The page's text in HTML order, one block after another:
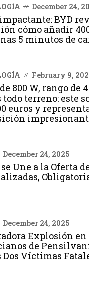
December 24,
BYD
cómo añadir
5 minutos de
February 9,
800 W, rango de
todo terreno: este
euros y
December 24, 2025
Une a la Oferta
December 24, 2025
Explosión
de
Dos Víctimas